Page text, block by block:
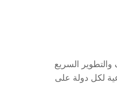
السريع
لكل دولة على